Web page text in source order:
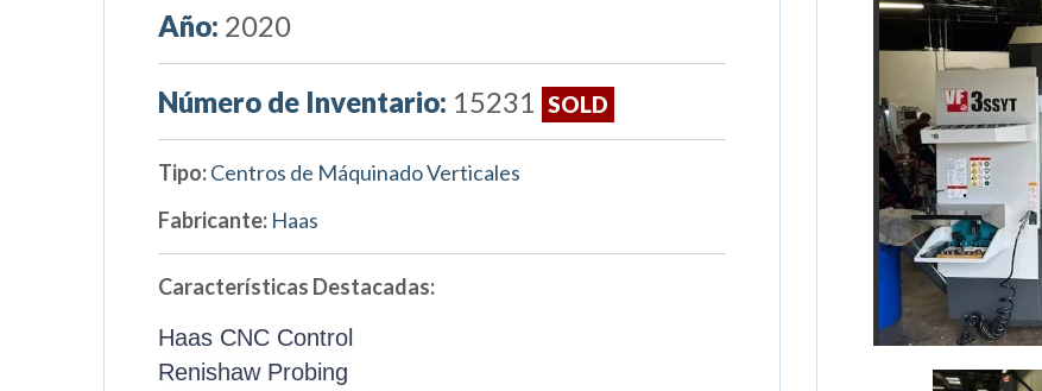
Año: 2020
Número de Inventario: 15231 SOLD
Tipo:Centros de Máquinado Verticales
Fabricante: Haas
Características Destacadas:
Haas CNC Control
Renishaw Probing